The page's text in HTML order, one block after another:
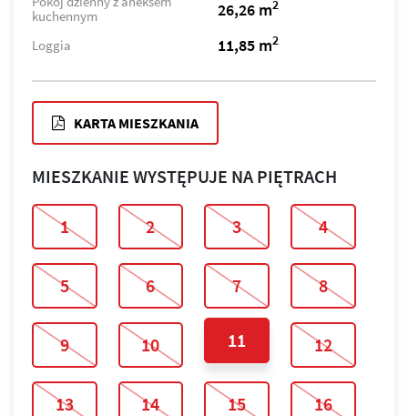
kuchennym
26,26 m2
Loggia 11,85 m2
KARTA MIESZKANIA
MIESZKANIE WYSTĘPUJE NA PIĘTRACH
1 2 3 4
5 6 7 8
9 10 11 12
13 14 15 16